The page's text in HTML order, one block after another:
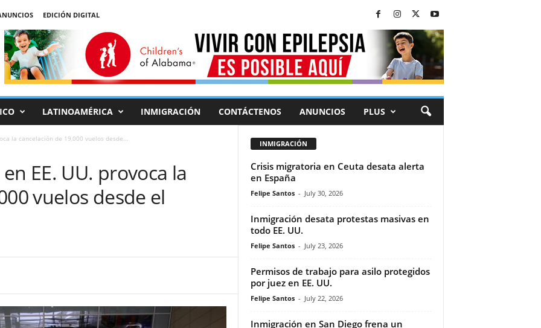
EDICIÓN DIGITAL
LATINOAMÉRICA INMIGRACIÓN CONTÁCTENOS ANUNCIOS PLUS
la cancelación de 19,000 vuelos desde...
EE. UU. provoca la
vuelos desde el
INMIGRACIÓN
Crisis migratoria en Ceuta desata alerta
en España
Felipe Santos - July 30, 2026
Inmigración desata protestas masivas en
todo EE. UU.
Felipe Santos - July 23, 2026
Permisos de trabajo para asilo protegidos
por juez en EE. UU.
Felipe Santos - July 22, 2026
Inmigración en San Diego frena un